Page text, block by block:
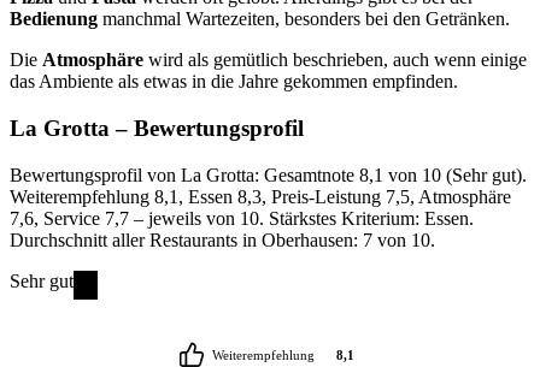
Bedienung manchmal Wartezeiten, besonders bei den Getränken.
Die Atmosphäre wird als gemütlich beschrieben, auch wenn einige
das Ambiente als etwas in die Jahre gekommen empfinden.
La Grotta – Bewertungsprofil
Bewertungsprofil von La Grotta: Gesamtnote 8,1 von 10 (Sehr gut).
Weiterempfehlung 8,1, Essen 8,3, Preis-Leistung 7,5, Atmosphäre
7,6, Service 7,7 – jeweils von 10. Stärkstes Kriterium: Essen.
Durchschnitt aller Restaurants in Oberhausen: 7 von 10.
Sehr gut
Weiterempfehlung 8,1